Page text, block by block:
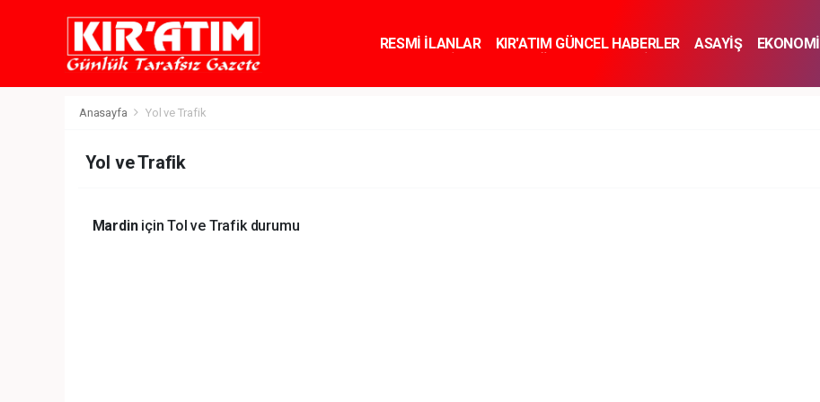
RESMİ İLANLAR KIR'ATIM GÜNCEL HABERLER ASAYİŞ EKONOMİ
Anasayfa Yol ve Trafik
Yol ve Trafik
Mardin için Tol ve Trafik durumu